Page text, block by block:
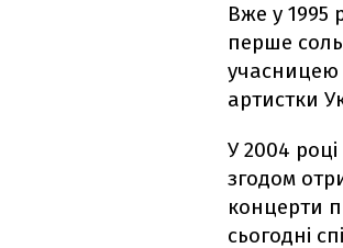
Вже у 1995
перше
учасницею
артистки
У 2004
згодом
концерти
сьогодні